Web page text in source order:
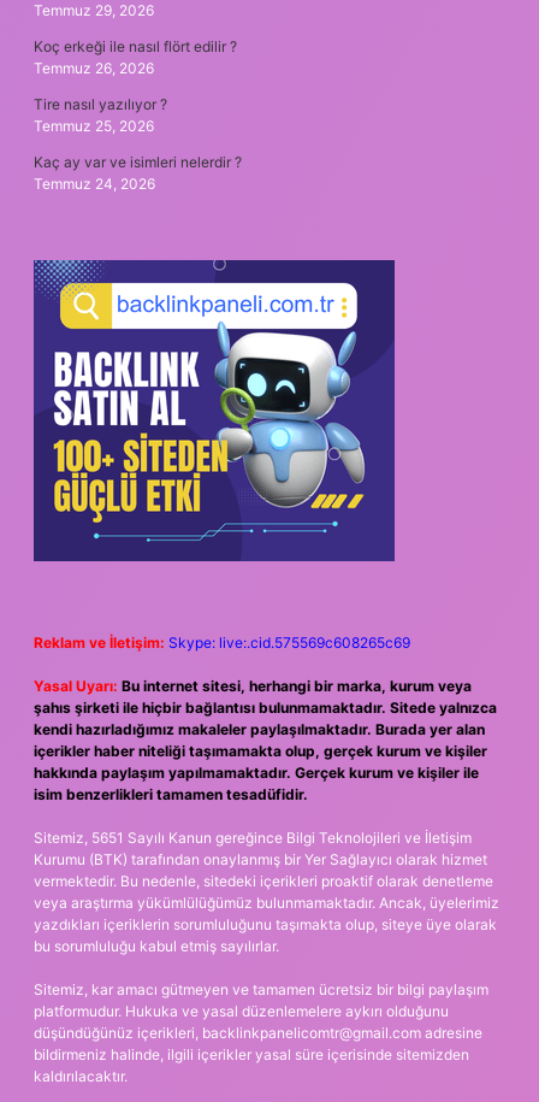
Temmuz 29, 2026
Koç erkeği ile nasıl flört edilir ?
Temmuz 26, 2026
Tire nasıl yazılıyor ?
Temmuz 25, 2026
Kaç ay var ve isimleri nelerdir ?
Temmuz 24, 2026
Reklam ve İletişim: Skype: live:.cid.575569c608265c69
Yasal Uyarı: Bu internet sitesi, herhangi bir marka, kurum veya
şahıs şirketi ile hiçbir bağlantısı bulunmamaktadır. Sitede yalnızca
kendi hazırladığımız makaleler paylaşılmaktadır. Burada yer alan
içerikler haber niteliği taşımamakta olup, gerçek kurum ve kişiler
hakkında paylaşım yapılmamaktadır. Gerçek kurum ve kişiler ile
isim benzerlikleri tamamen tesadüfidir.
Sitemiz, 5651 Sayılı Kanun gereğince Bilgi Teknolojileri ve İletişim
Kurumu (BTK) tarafından onaylanmış bir Yer Sağlayıcı olarak hizmet
vermektedir. Bu nedenle, sitedeki içerikleri proaktif olarak denetleme
veya araştırma yükümlülüğümüz bulunmamaktadır. Ancak, üyelerimiz
yazdıkları içeriklerin sorumluluğunu taşımakta olup, siteye üye olarak
bu sorumluluğu kabul etmiş sayılırlar.
Sitemiz, kar amacı gütmeyen ve tamamen ücretsiz bir bilgi paylaşım
platformudur. Hukuka ve yasal düzenlemelere aykırı olduğunu
düşündüğünüz içerikleri, backlinkpanelicomtr@gmail.com adresine
bildirmeniz halinde, ilgili içerikler yasal süre içerisinde sitemizden
kaldırılacaktır.